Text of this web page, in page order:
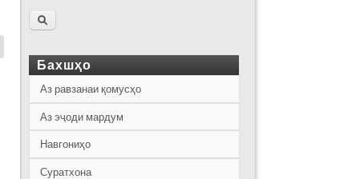
Бахшҳо
Аз равзанаи қомусҳо
Аз эҷоди мардум
Навгониҳо
Суратхона